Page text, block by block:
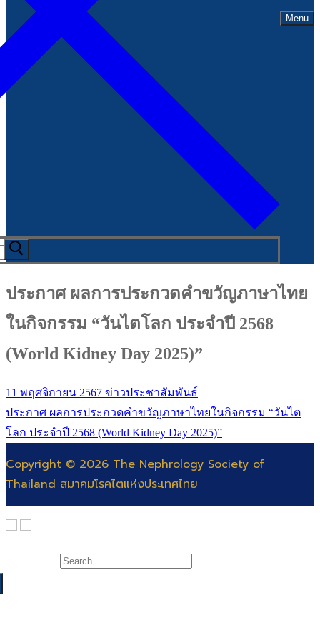
Menu
ประกาศ ผลการประกวดคำขวัญภาษาไทย
ในกิจกรรม “วันไตโลก ประจำปี 2568
(World Kidney Day 2025)”
11 พฤศจิกายน 2567 ข่าวประชาสัมพันธ์
ประกาศ ผลการประกวดคำขวัญภาษาไทยในกิจกรรม “วันไต
โลก ประจำปี 2568 (World Kidney Day 2025)”
Copyright © 2026 The Nephrology Society of
Thailand สมาคมโรคไตแห่งประเทศไทย